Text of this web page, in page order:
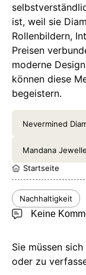
ist, weil sie
Rollenbildern,
Preisen
moderne
können diese
begeistern.
Nevermined
Mandana
Startseite
Nachhaltigkeit
Keine
Sie müssen
oder zu